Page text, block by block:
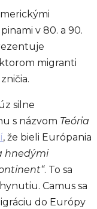
v 80. a 90.
migranti
silne
s názvom Teória
, že bieli Európania
hnedými
. To sa
Camus sa
do Európy